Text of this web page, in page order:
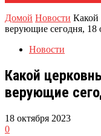
Домой Новости Какой
верующие сегодня, 18
Новости
Какой
верующие
18 октября 2023
0